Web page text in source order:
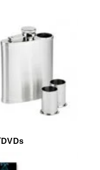
كتب، مجلات وDVDs